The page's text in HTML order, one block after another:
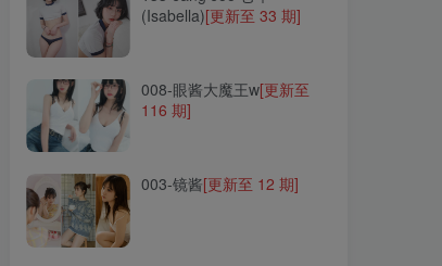
008-眼酱大魔王w
[更新至
003-镜酱
(Isabella)[更新至 33 期]
008-眼酱大魔王w[更新至
116 期]
003-镜酱[更新至 12 期]